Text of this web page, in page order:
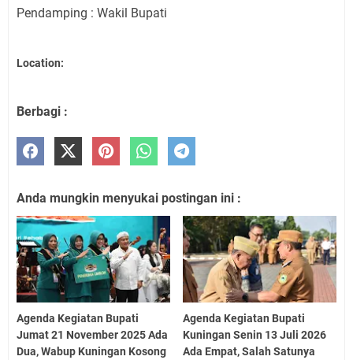
Pendamping : Wakil Bupati
Location:
Berbagi :
Anda mungkin menyukai postingan ini :
Agenda Kegiatan Bupati
Jumat 21 November 2025 Ada
Dua, Wabup Kuningan Kosong
Agenda Kegiatan Bupati
Kuningan Senin 13 Juli 2026
Ada Empat, Salah Satunya